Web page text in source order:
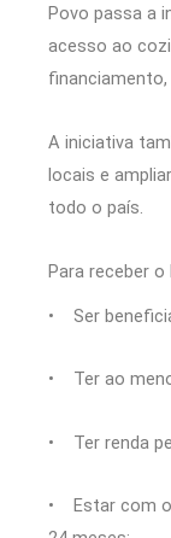
Povo passa a
acesso ao
A iniciativa
locais e
todo o país.
Para receber
• Ser
• Ter ao
• Ter renda
• Estar com o